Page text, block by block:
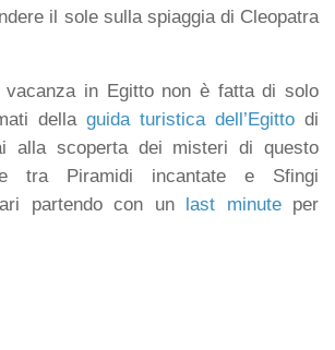
il sole sulla spiaggia di Cleopatra
vacanza in Egitto non è fatta di solo
della guida turistica dell’Egitto di
alla scoperta dei misteri di questo
tra Piramidi incantate e Sfingi
partendo con un
last minuteper